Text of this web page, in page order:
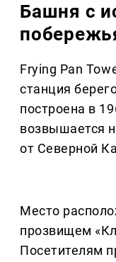
Башня с
Frying Pan
станция
построена в
возвышается
от Северной
Место
прозвищем
Посетителям